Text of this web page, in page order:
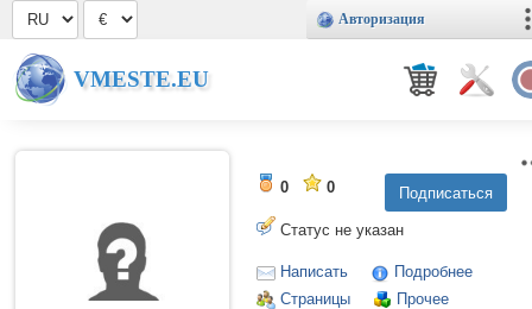
Авторизация
VMESTE.EU
0 0
Статус не указан
Написать
Подробнее
Страницы
Прочее